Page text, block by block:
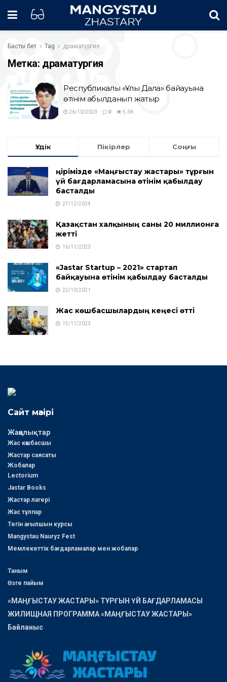
Басты бет Tag драматургия
Метка: драматургия
Республикалық «Ұлы Дала» байқауына
өтінім қабылданып жатыр
26/10/2023 0 5.3K
Үздік Пікірлер Соңғы
Өңірімізде «Маңғыстау жастары» тұрғын
үй бағдарламасына өтінім қабылдау
басталды
27/12/2024
Қазақстан халқының саны 20 миллионға
жетті
16/11/2023
«Jastar Startup – 2021» стартап
байқауына өтінім қабылдау басталды
22/10/2021
Жас көшбасшылардың кеңесі өтті
15/11/2023
Сайт мәзірі
Жаңалықтар
Жас көшбасшы
Жастар саясаты
Жобалар
Lectorium
Jastar Books
Жастар лагері
Жас тұлпар
Тегін ағылшын курсы
Mangystau Nauryz Fest
Мемлекеттік бағдарламалар мен жобалар
Таным
Өзге пайым
«МАҢҒЫСТАУ ЖАСТАРЫ» ТҰРҒЫН ҮЙ БАҒДАРЛАМАСЫ
ЖИЛИЩНАЯ ПРОГРАММА «МАҢҒЫСТАУ ЖАСТАРЫ»
Байланыс